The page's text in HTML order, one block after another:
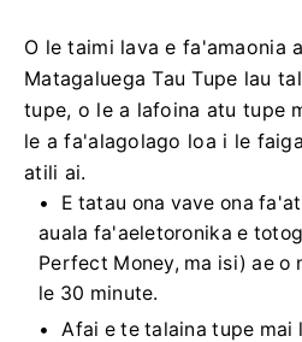
O le taimi lava e fa'amaonia
Matagaluega Tau Tupe lau
tupe, o le a lafoina atu tupe
le a fa'alagolago loa i le
atili ai.
E tatau ona vave ona
auala fa'aeletoronika e
Perfect Money, ma isi) ae o
le 30 minute.
Afai e te talaina tupe mai